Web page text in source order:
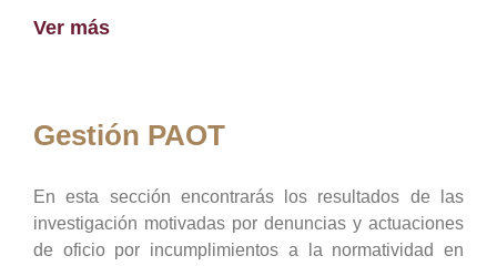
Ver más
Gestión PAOT
En esta sección encontrarás los resultados de las
investigación motivadas por denuncias y actuaciones
de oficio por incumplimientos a la normatividad en